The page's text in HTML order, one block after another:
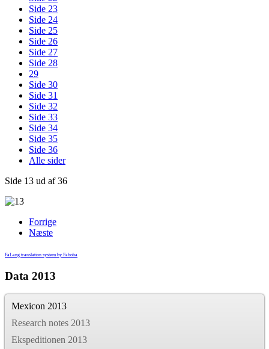
Side 23
Side 24
Side 25
Side 26
Side 27
Side 28
29
Side 30
Side 31
Side 32
Side 33
Side 34
Side 35
Side 36
Alle sider
Side 13 ud af 36
Forrige
Næste
FaLang translation system by Faboba
Data 2013
Mexicon 2013
Research notes 2013
Ekspeditionen 2013